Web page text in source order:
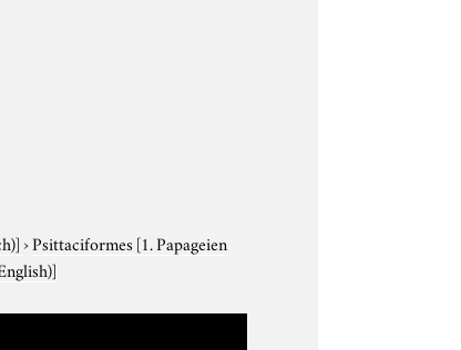
›Psittaciformes [1. Papageien